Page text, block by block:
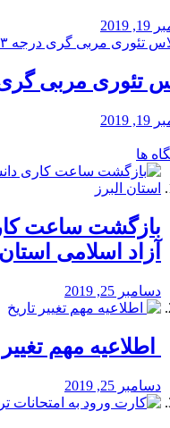
تئوری مربی گری
ها
بازگشت ساعت
آزاد اسلامی استان
دسامبر 25, 2019
اطلاعیه مهم
دسامبر 25, 2019